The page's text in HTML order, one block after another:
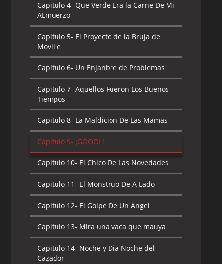
Capitulo 4- Que Verde Era la Carne De Mi
ALmuerzo
Capitulo 5- El Proyecto de la Bruja de
Moville
Capitulo 6- Un Enjanbre de Problemas
Capitulo 7- Aquellos Fueron Los Buenos
Tiempos
Capitulo 8- La Maldicion De Las Mamas
Capitulo 9- ¡GOOOL!
Capitulo 10- El Chico De Las Novedades
Capitulo 11- El Monstruo De A Lado
Capitulo 12- El Golpe De Un Angel
Capitulo 13- Mira una vaca que mauya
Capitulo 14- Noche y Dia Noche del
Cazador